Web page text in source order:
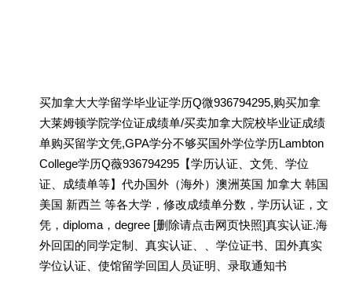
买加拿大大学留学毕业证学历Q微936794295,购买加拿
大莱姆顿学院学位证成绩单/买卖加拿大院校毕业证成绩
单购买留学文凭,GPA学分不够买国外学位学历Lambton
College学历Q薇936794295【学历认证、文凭、学位
证、成绩单等】代办国外（海外）澳洲英国 加拿大 韩国
美国 新西兰 等各大学，修改成绩单分数，学历认证，文
凭，diploma，degree [删除请点击网页快照]真实认证.海
外回囯的同学定制、真实认证、、学位证书、囯外真实
学位认证、使馆留学回囯人员证明、录取通知书